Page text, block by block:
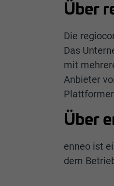
Über
Die
Das
mit
Anbieter
Über
enneo ist
dem